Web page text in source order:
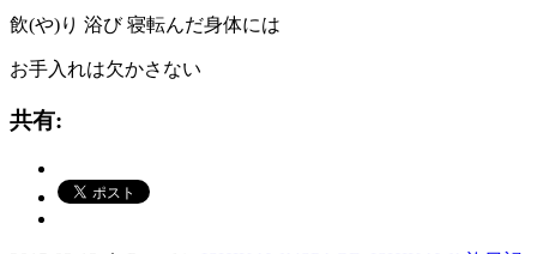
飲(や)り 浴び 寝転んだ身体には
お手入れは欠かさない
共有: